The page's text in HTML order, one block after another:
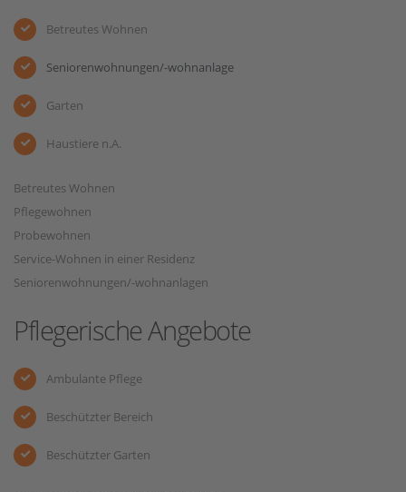
Betreutes Wohnen
Seniorenwohnungen/-wohnanlage
Garten
Haustiere n.A.
Betreutes Wohnen
Pflegewohnen
Probewohnen
Service-Wohnen in einer Residenz
Seniorenwohnungen/-wohnanlagen
Pflegerische Angebote
Ambulante Pflege
Beschützter Bereich
Beschützter Garten